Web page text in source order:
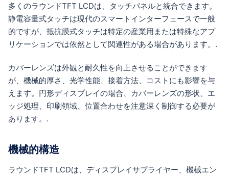
多くのラウンドTFT LCDは、タッチパネルと統合できます。
静電容量式タッチは現代のスマートインターフェースで一般
的ですが、抵抗膜式タッチは特定の産業用または特殊なアプ
リケーションでは依然として関連性がある場合があります。.
カバーレンズは外観と耐久性を向上させることができます
が、機械的厚さ、光学性能、接着方法、コストにも影響を与
えます。円形ディスプレイの場合、カバーレンズの形状、エ
ッジ処理、印刷領域、位置合わせを注意深く制御する必要が
あります。.
機械的構造
ラウンドTFT LCDは、ディスプレイサプライヤー、機械エン